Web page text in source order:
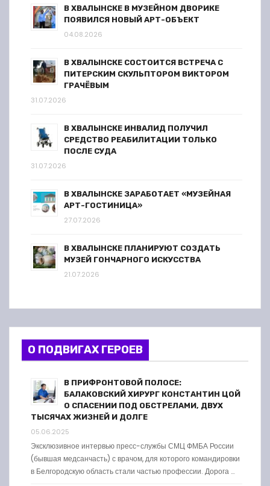
В ХВАЛЫНСКЕ В МУЗЕЙНОМ ДВОРИКЕ
ПОЯВИЛСЯ НОВЫЙ АРТ-ОБЪЕКТ
04.08.2026
В ХВАЛЫНСКЕ СОСТОИТСЯ ВСТРЕЧА С
ПИТЕРСКИМ СКУЛЬПТОРОМ ВИКТОРОМ
ГРАЧЁВЫМ
31.07.2026
В ХВАЛЫНСКЕ ИНВАЛИД ПОЛУЧИЛ
СРЕДСТВО РЕАБИЛИТАЦИИ ТОЛЬКО
ПОСЛЕ СУДА
31.07.2026
В ХВАЛЫНСКЕ ЗАРАБОТАЕТ «МУЗЕЙНАЯ
АРТ-ГОСТИНИЦА»
27.07.2026
В ХВАЛЫНСКЕ ПЛАНИРУЮТ СОЗДАТЬ
МУЗЕЙ ГОНЧАРНОГО ИСКУССТВА
21.07.2026
О ПОДВИГАХ ГЕРОЕВ
В ПРИФРОНТОВОЙ ПОЛОСЕ:
БАЛАКОВСКИЙ ХИРУРГ КОНСТАНТИН ЦОЙ
О СПАСЕНИИ ПОД ОБСТРЕЛАМИ, ДВУХ
ТЫСЯЧАХ ЖИЗНЕЙ И ДОЛГЕ
05.06.2025
Эксклюзивное интервью пресс-службы СМЦ ФМБА России
(бывшая медсанчасть) с врачом, для которого командировки
в Белгородскую область стали частью профессии. Дорога …